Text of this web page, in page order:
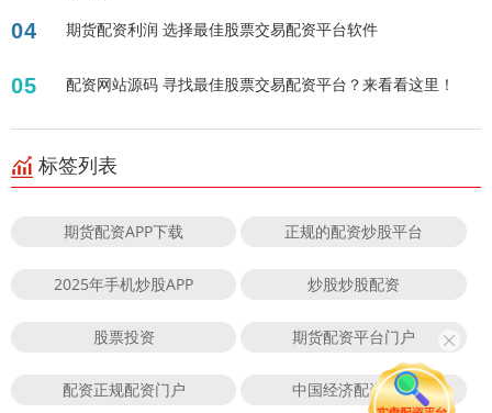
04 期货配资利润 选择最佳股票交易配资平台软件
05 配资网站源码 寻找最佳股票交易配资平台？来看看这里！
标签列表
期货配资APP下载 正规的配资炒股平台
2025年手机炒股APP 炒股炒股配资
股票投资 期货配资平台门户
配资正规配资门户 中国经济配资平台